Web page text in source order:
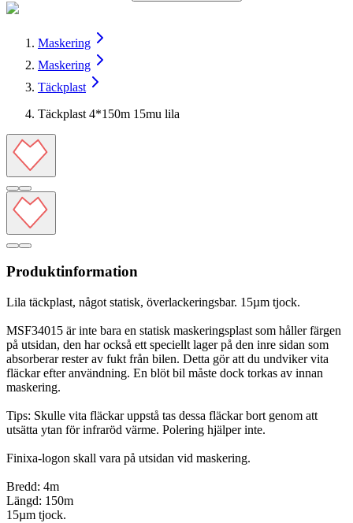
Maskering
Maskering
Täckplast
Täckplast 4*150m 15mu lila
Produktinformation
Lila täckplast, något statisk, överlackeringsbar. 15µm tjock.
MSF34015 är inte bara en statisk maskeringsplast som håller färgen
på utsidan, den har också ett speciellt lager på den inre sidan som
absorberar rester av fukt från bilen. Detta gör att du undviker vita
fläckar efter användning. En blöt bil måste dock torkas av innan
maskering.
Tips: Skulle vita fläckar uppstå tas dessa fläckar bort genom att
utsätta ytan för infraröd värme. Polering hjälper inte.
Finixa-logon skall vara på utsidan vid maskering.
Bredd: 4m
Längd: 150m
15µm tjock.